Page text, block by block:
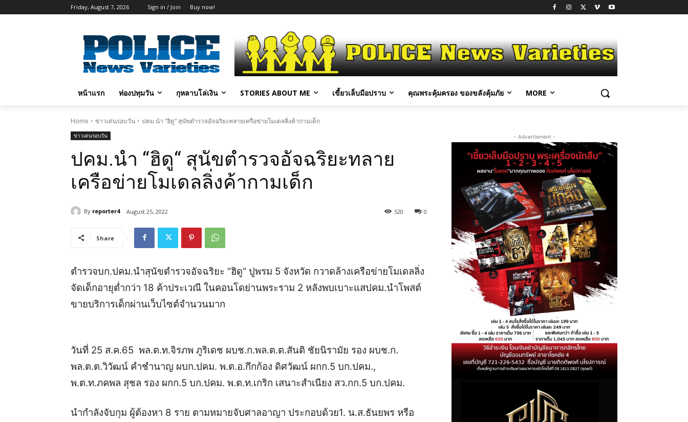
Friday, August 7, 2026 Sign in / Join Buy now!
หน้าแรก ท่องปทุมวัน กุหลาบโล่เงิน STORIES ABOUT ME เขี้ยวเล็บมือปราบ คุณพระคุ้มครอง ของขลังคุ้มภัย MORE
Home ข่าวเด่นรอบวัน ปคม.นำ “ฮิดู“ สุนัขตำรวจอัจฉริยะทลายเครือข่ายโมเดลลิ่งค้ากามเด็ก
ข่าวเด่นรอบวัน
ปคม.นำ “ฮิดู“ สุนัขตำรวจอัจฉริยะทลาย
เครือข่ายโมเดลลิ่งค้ากามเด็ก
By reporter4 August 25, 2022 0
520
Share
ตำรวจบก.ปคม.นำสุนัขตำรวจอัจฉริยะ “ฮิดู“ ปูพรม 5 จังหวัด กวาดล้างเครือข่ายโมเดลลิ่ง
จัดเด็กอายุต่ำกว่า 18 ค้าประเวณี ในคอนโดย่านพระราม 2 หลังพบเบาะแสปคม.นำโพสต์
ขายบริการเด็กผ่านเว็บไซต์จำนวนมาก
วันที่ 25 ส.ค.65 พล.ต.ท.จิรภพ ภูริเดช ผบช.ก.พล.ต.ต.สันติ ชัยนิรามัย รอง ผบช.ก.
พล.ต.ต.วิวัฒน์ คำชำนาญ ผบก.ปคม. พ.ต.อ.กึกก้อง ดิศวัฒน์ ผกก.5 บก.ปคม.,
พ.ต.ท.ภคพล สุชล รอง ผกก.5 บก.ปคม. พ.ต.ท.เกริก เสนาะสำเนียง สว.กก.5 บก.ปคม.
นำกำลังจับกุม ผู้ต้องหา 8 ราย ตามหมายจับศาลอาญา ประกอบด้วย1. น.ส.ธันยพร หรือ
- Advertisment -